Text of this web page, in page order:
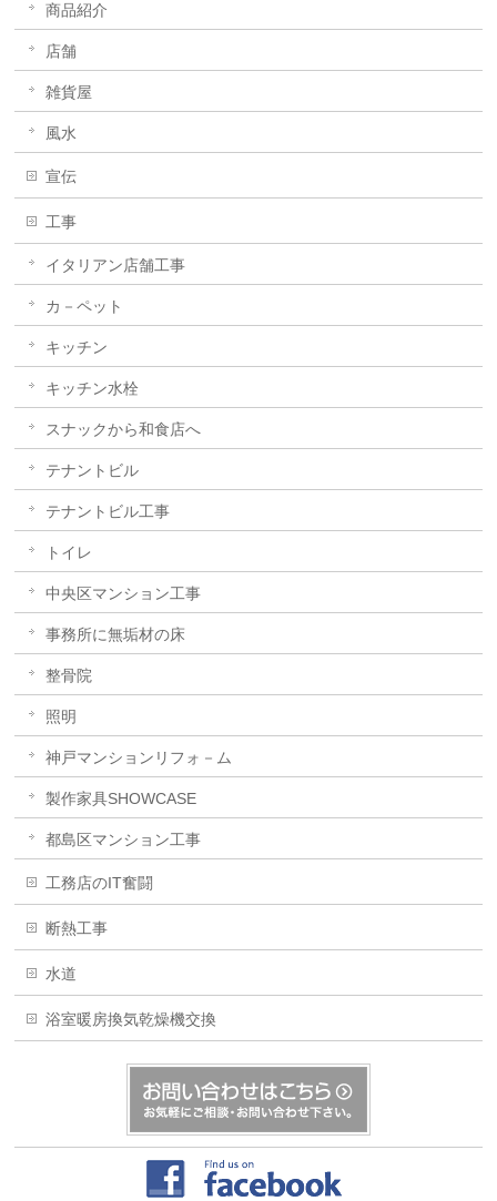
商品紹介
店舗
雑貨屋
風水
宣伝
工事
イタリアン店舗工事
カ－ペット
キッチン
キッチン水栓
スナックから和食店へ
テナントビル
テナントビル工事
トイレ
中央区マンション工事
事務所に無垢材の床
整骨院
照明
神戸マンションリフォ－ム
製作家具SHOWCASE
都島区マンション工事
工務店のIT奮闘
断熱工事
水道
浴室暖房換気乾燥機交換